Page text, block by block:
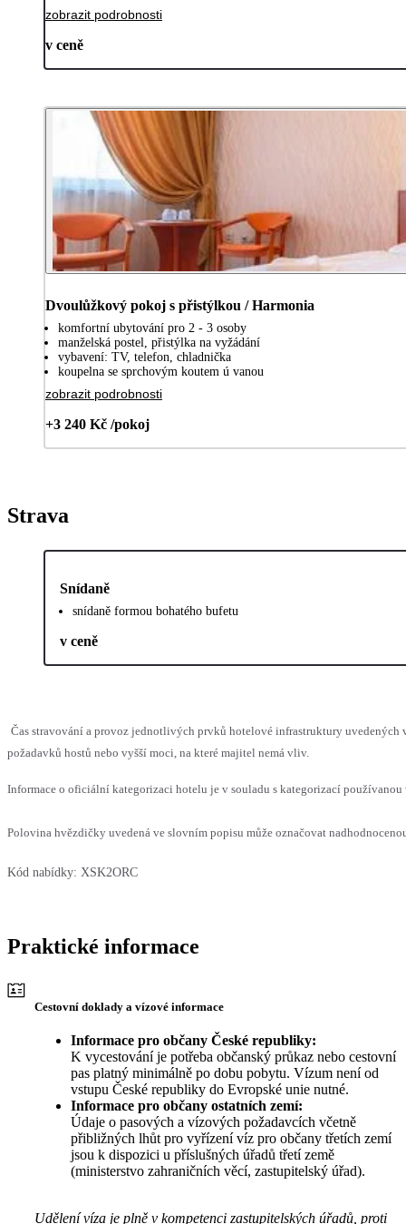
zobrazit podrobnosti
v ceně
Dvoulůžkový pokoj s přistýlkou / Harmonia
komfortní ubytování pro 2 - 3 osoby
manželská postel, přistýlka na vyžádání
vybavení: TV, telefon, chladnička
koupelna se sprchovým koutem ú vanou
zobrazit podrobnosti
+3 240 Kč /pokoj
Strava
Snídaně
snídaně formou bohatého bufetu
v ceně
Čas stravování a provoz jednotlivých prvků hotelové infrastruktury uvedených
požadavků hostů nebo vyšší moci, na které majitel nemá vliv.
Informace o oficiální kategorizaci hotelu je v souladu s kategorizací
Polovina hvězdičky uvedená ve slovním popisu může označovat
Kód nabídky: XSK2ORC
Praktické informace
Cestovní doklady a vízové informace
Informace pro občany České republiky:
K vycestování je potřeba občanský průkaz nebo cestovní
pas platný minimálně po dobu pobytu. Vízum není od
vstupu České republiky do Evropské unie nutné.
Informace pro občany ostatních zemí:
Údaje o pasových a vízových požadavcích včetně
přibližných lhůt pro vyřízení víz pro občany třetích zemí
jsou k dispozici u příslušných úřadů třetí země
(ministerstvo zahraničních věcí, zastupitelský úřad).
Udělení víza je plně v kompetenci zastupitelských úřadů, proti